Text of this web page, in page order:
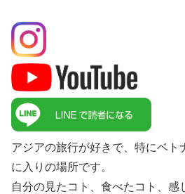
アジアの旅行が好きで、特にベト
に入りの場所です。
自分の見たコト、食べたコト、感